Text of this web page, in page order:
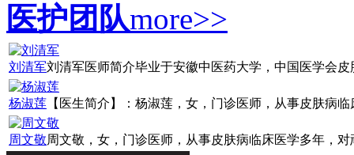
医护团队more>>
刘清军刘清军医师简介毕业于安徽中医药大学，中国医学会皮
杨淑莲 【医生简介】：杨淑莲，女，门诊医师，从事皮肤病
周文敬周文敬，女，门诊医师，从事皮肤病临床医学多年，对